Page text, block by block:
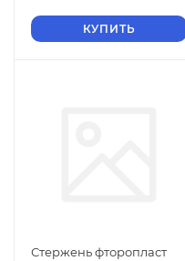
КУПИТЬ
Стержень фторопласт